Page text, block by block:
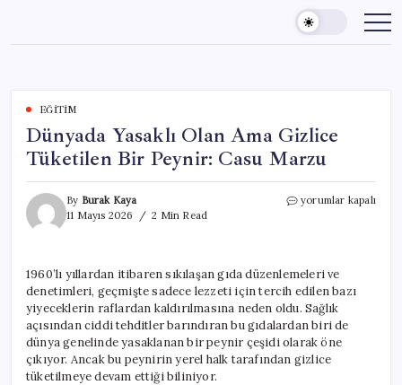
content
EĞITIM
Dünyada Yasaklı Olan Ama Gizlice
Tüketilen Bir Peynir: Casu Marzu
By Burak Kaya
11 Mayıs 2026
2 Min Read
Dünyada
Tüketilen
Bir
Peynir:
Casu
Marzu
için
yorumlar kapalı
1960’lı yıllardan itibaren sıkılaşan gıda düzenlemeleri ve
denetimleri, geçmişte sadece lezzeti için tercih edilen bazı
yiyeceklerin raflardan kaldırılmasına neden oldu. Sağlık
açısından ciddi tehditler barındıran bu gıdalardan biri de
dünya genelinde yasaklanan bir peynir çeşidi olarak öne
çıkıyor. Ancak bu peynirin yerel halk tarafından gizlice
tüketilmeye devam ettiği biliniyor.